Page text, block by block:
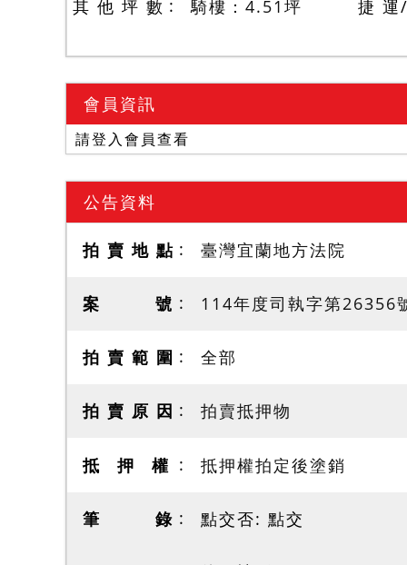
其 他 坪 數
騎樓：4.51 坪
捷 運
會員資訊
請登入會員查看
公告資料
拍 賣 地 點 臺灣宜蘭地方法院
案 號 114年度司執字第26356
拍 賣 範 圍 全部
拍 賣 原 因 拍賣抵押物
抵 押 權 抵押權拍定後塗銷
筆 錄 點交否: 點交